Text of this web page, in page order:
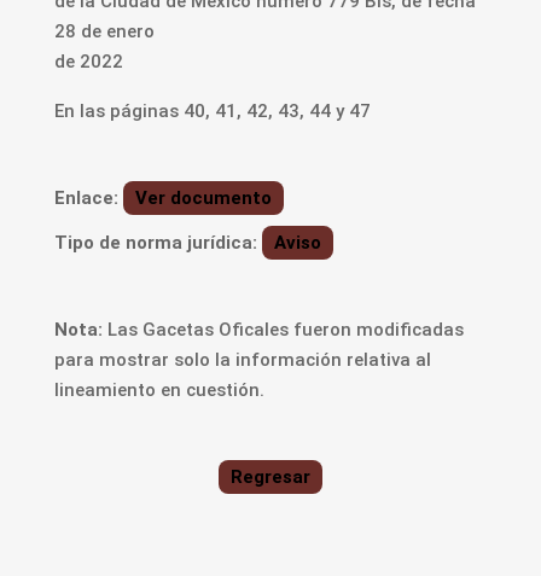
28 de enero
de 2022
En las páginas 40, 41, 42, 43, 44 y 47
Enlace: Ver documento
Tipo de norma jurídica: Aviso
Nota: Las Gacetas Oficales fueron modificadas
para mostrar solo la información relativa al
lineamiento en cuestión.
Regresar